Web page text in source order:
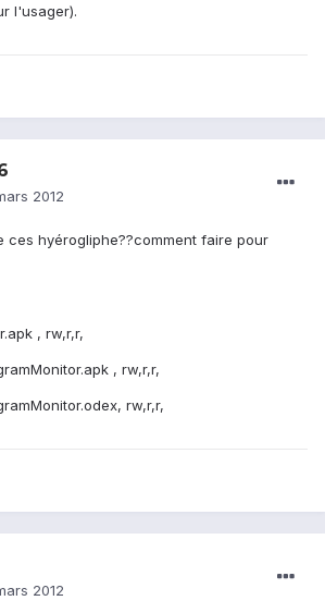
l'usager).
2012
ces hyérogliphe??comment faire pour
, rw,r,r,
, rw,r,r,
rw,r,r,
2012